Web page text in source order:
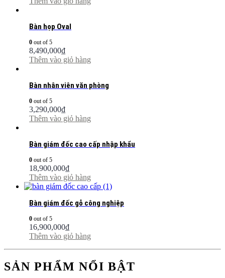
Bàn họp Oval
0 out of 5
8,490,000₫
Thêm vào giỏ hàng
Bàn nhân viên văn phòng
0 out of 5
3,290,000₫
Thêm vào giỏ hàng
Bàn giám đốc cao cấp nhập khẩu
0 out of 5
18,900,000₫
Thêm vào giỏ hàng
Bàn giám đốc gỗ công nghiệp
0 out of 5
16,900,000₫
Thêm vào giỏ hàng
SẢN PHẨM NỔI BẬT